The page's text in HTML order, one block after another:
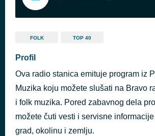
FOLK TOP 40
Profil
Ova radio stanica emituje program iz
Muzika koju možete slušati na Bravo
i folk muzika. Pored zabavnog dela
možete čuti vesti i servisne
grad, okolinu i zemlju.